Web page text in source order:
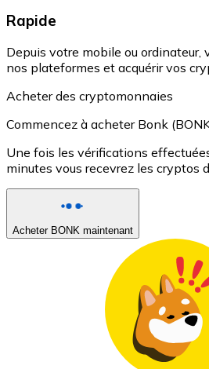
Rapide
Depuis votre mobile ou ordinateur,
nos plateformes et acquérir vos
Acheter des cryptomonnaies
Commencez à acheter Bonk
Une fois les vérifications
minutes vous recevrez les cryptos
Acheter BONK maintenant